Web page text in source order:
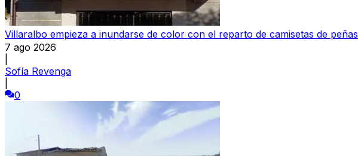
Villaralbo empieza a inundarse de color con el reparto de camisetas de peñas
7 ago 2026
Sofía Revenga
0